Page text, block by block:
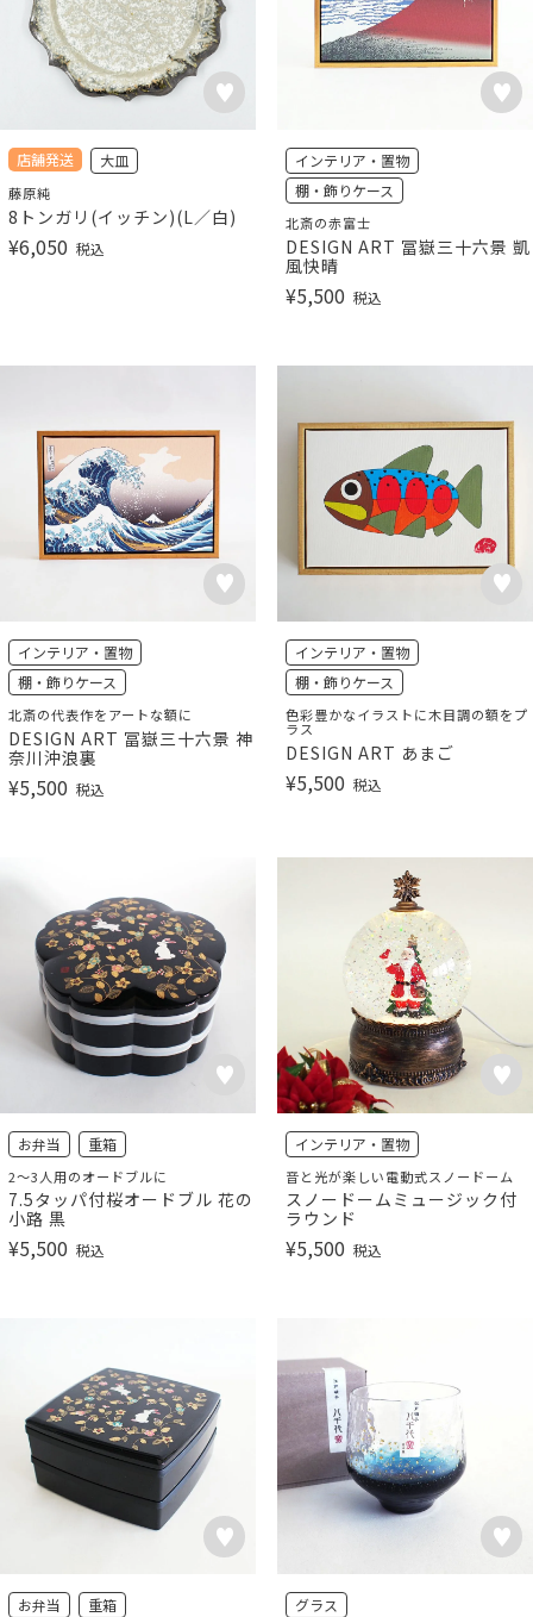
店舗発送 大皿
藤原純
8トンガリ(イッチン)(L／白)
¥6,050 税込
インテリア・置物
棚・飾りケース
北斎の赤富士
DESIGN ART 冨嶽三十六景 凱
風快晴
¥5,500 税込
インテリア・置物
棚・飾りケース
北斎の代表作をアートな額に
DESIGN ART 冨嶽三十六景 神
奈川沖浪裏
¥5,500 税込
インテリア・置物
棚・飾りケース
色彩豊かなイラストに木目調の額をプ
ラス
DESIGN ART あまご
¥5,500 税込
お弁当 重箱
2～3人用のオードブルに
7.5タッパ付桜オードブル 花の
小路 黒
¥5,500 税込
インテリア・置物
音と光が楽しい電動式スノードーム
スノードームミュージック付
ラウンド
¥5,500 税込
お弁当 重箱 グラス